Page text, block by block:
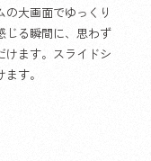
大画面でゆっくり
じる瞬間に、思わず
けます。スライドシ
す。